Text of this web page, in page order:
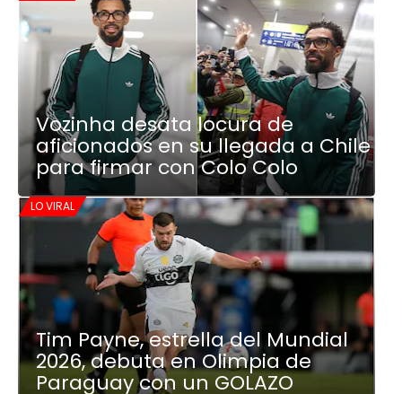
Vozinha desata locura de
aficionados en su llegada a Chile
para firmar con Colo Colo
LO VIRAL
Tim Payne, estrella del Mundial
2026, debuta en Olimpia de
Paraguay con un GOLAZO